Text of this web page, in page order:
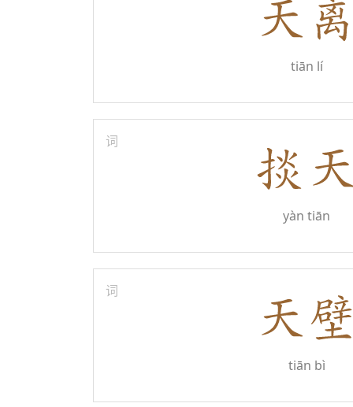
tiān lí
词
yàn tiān
词
tiān bì